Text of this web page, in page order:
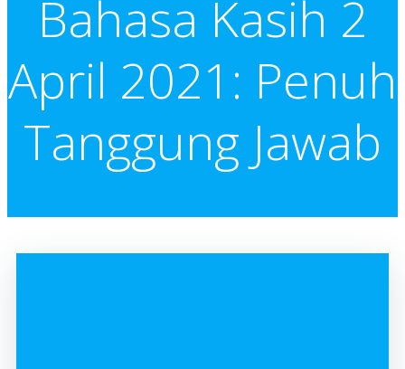
Bahasa Kasih 2
April 2021: Penuh
Tanggung Jawab